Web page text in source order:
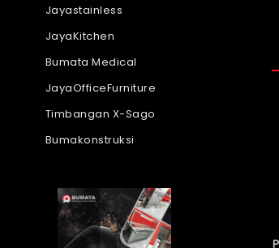
Jayastainless
JayaKitchen
Bumata Medical
JayaOfficeFurniture
Timbangan X-Sago
Bumakonstruksi